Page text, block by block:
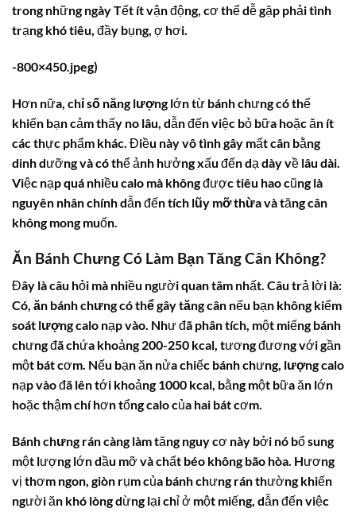
trong những ngày Tết ít vận động, cơ thể dễ gặp phải tình
trạng khó tiêu, đầy bụng, ợ hơi.
-800×450.jpeg)
Hơn nữa, chỉ số năng lượnglớn từ bánh chưng có thể
khiến bạn cảm thấy no lâu, dẫn đến việc bỏ bữa hoặc ăn ít
các thực phẩm khác. Điều này vô tình gây mất cân bằng
dinh dưỡng và có thể ảnh hưởng xấu đến dạ dày về lâu dài.
Việc nạp quá nhiều calo mà không được tiêu hao cũng là
nguyên nhân chính dẫn đếntích lũy mỡ thừavà tăng cân
không mong muốn.
Ăn Bánh Chưng Có Làm Bạn Tăng Cân Không?
Đây là câu hỏi mà nhiều người quan tâm nhất. Câu trả lời là:
Có, ăn bánh chưng có thể gây tăng cân nếu bạn không kiểm
soát lượng calo nạp vào. Như đã phân tích, một miếng bánh
chưng đã chứa khoảng 200-250 kcal, tương đương với gần
một bát cơm. Nếu bạn ăn nửa chiếc bánh chưng, lượng calo
nạp vào đã lên tới khoảng 1000 kcal, bằng một bữa ăn lớn
hoặc thậm chí hơn tổngcalocủa hai bát cơm.
Bánh chưng ráncàng làm tăng nguy cơ này bởi nó bổ sung
một lượng lớn dầu mỡ và chất béo không bão hòa. Hương
vị thơm ngon, giòn rụm của bánh chưng rán thường khiến
người ăn khó lòng dừng lại chỉ ở một miếng, dẫn đến việc